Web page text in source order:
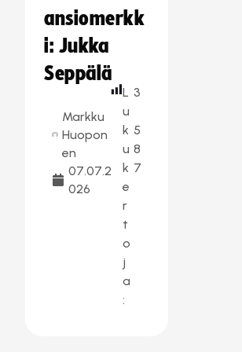
ansiomerkk
i: Jukka
Seppälä
Markku
Huopon
en
07.07.2
026
L
u
k
u
k
e
r
t
o
j
a
:
3
5
8
7